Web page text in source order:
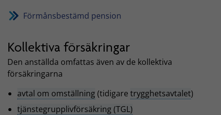
Förmånsbestämd pension
Kollektiva försäkringar
Den anställda omfattas även av de kollektiva
försäkringarna
avtal om omställning(tidigare trygghetsavtalet)
tjänstegrupplivförsäkring (TGL)